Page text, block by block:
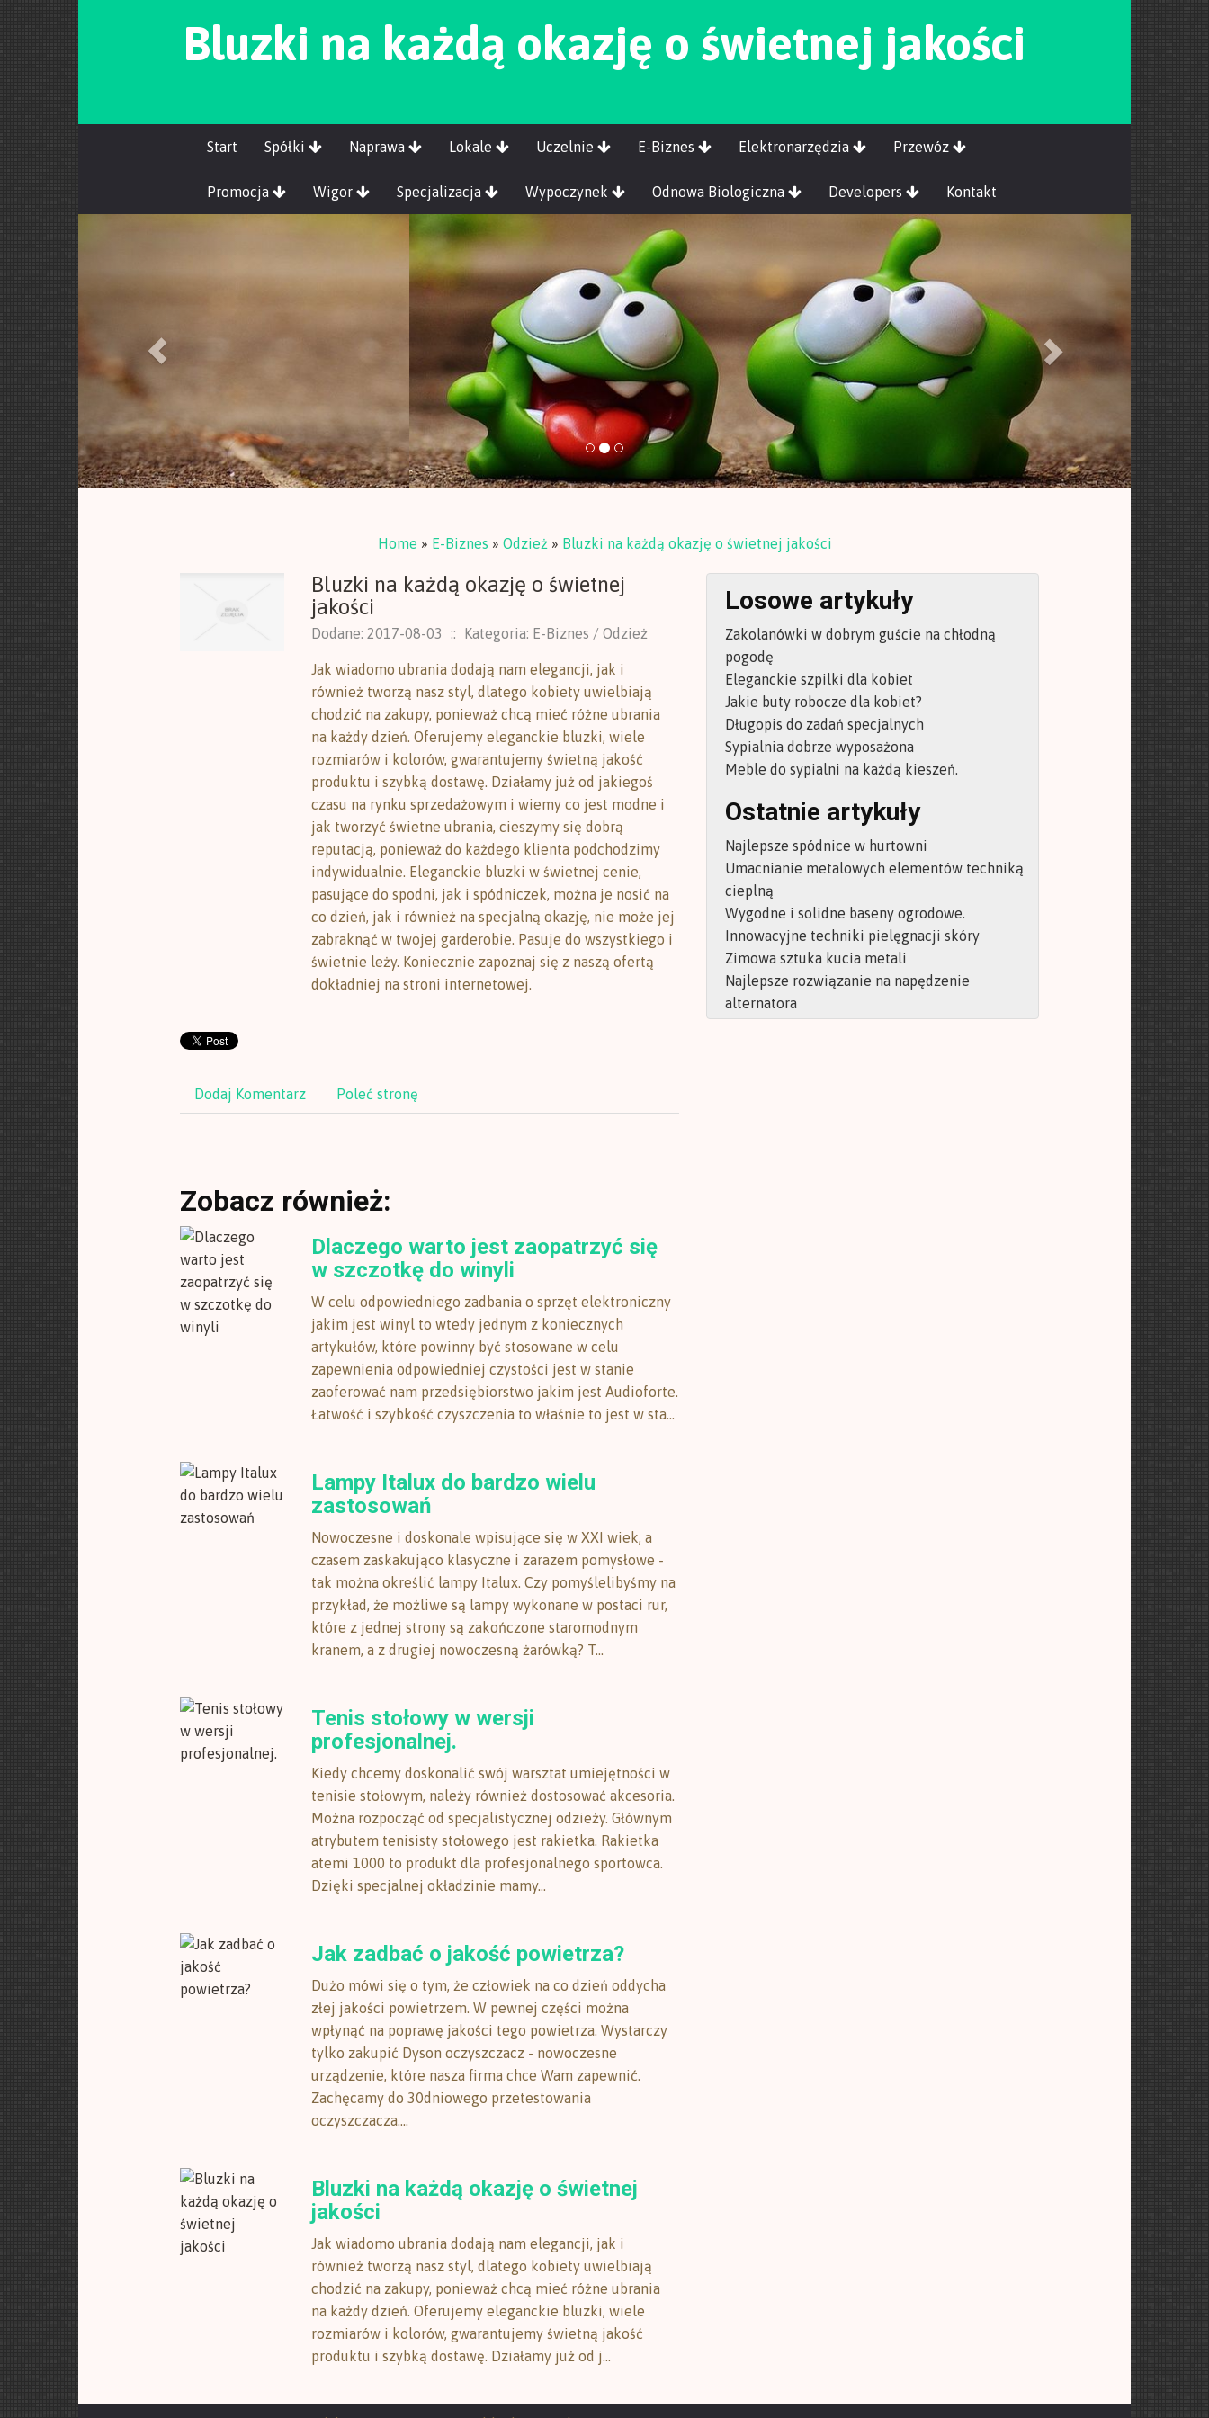
Bluzki na każdą okazję o świetnej jakości
Start Spółki Naprawa Lokale Uczelnie E-Biznes Elektronarzędzia Przewóz
Promocja Wigor Specjalizacja Wypoczynek Odnowa Biologiczna Developers Kontakt
Home » E-Biznes » Odzież» Bluzki na każdą okazję o świetnej jakości
Bluzki na każdą okazję o świetnej
jakości
Dodane: 2017-08-03 :: Kategoria: E-Biznes / Odzież
Jak wiadomo ubrania dodają nam elegancji, jak i
również tworzą nasz styl, dlatego kobiety uwielbiają
chodzić na zakupy, ponieważ chcą mieć różne ubrania
na każdy dzień. Oferujemy eleganckie bluzki, wiele
rozmiarów i kolorów, gwarantujemy świetną jakość
produktu i szybką dostawę. Działamy już od jakiegoś
czasu na rynku sprzedażowym i wiemy co jest modne i
jak tworzyć świetne ubrania, cieszymy się dobrą
reputacją, ponieważ do każdego klienta podchodzimy
indywidualnie. Eleganckie bluzki w świetnej cenie,
pasujące do spodni, jak i spódniczek, można je nosić na
co dzień, jak i również na specjalną okazję, nie może jej
zabraknąć w twojej garderobie. Pasuje do wszystkiego i
świetnie leży. Koniecznie zapoznaj się z naszą ofertą
dokładniej na stroni internetowej.
Dodaj Komentarz Poleć stronę
Zobacz również:
Dlaczego warto jest zaopatrzyć się
w szczotkę do winyli
W celu odpowiedniego zadbania o sprzęt elektroniczny
jakim jest winyl to wtedy jednym z koniecznych
artykułów, które powinny być stosowane w celu
zapewnienia odpowiedniej czystości jest w stanie
zaoferować nam przedsiębiorstwo jakim jest Audioforte.
Łatwość i szybkość czyszczenia to właśnie to jest w sta...
Lampy Italux do bardzo wielu
zastosowań
Nowoczesne i doskonale wpisujące się w XXI wiek, a
czasem zaskakująco klasyczne i zarazem pomysłowe -
tak można określić lampy Italux. Czy pomyślelibyśmy na
przykład, że możliwe są lampy wykonane w postaci rur,
które z jednej strony są zakończone staromodnym
kranem, a z drugiej nowoczesną żarówką? T...
Tenis stołowy w wersji
profesjonalnej.
Kiedy chcemy doskonalić swój warsztat umiejętności w
tenisie stołowym, należy również dostosować akcesoria.
Można rozpocząć od specjalistycznej odzieży. Głównym
atrybutem tenisisty stołowego jest rakietka. Rakietka
atemi 1000 to produkt dla profesjonalnego sportowca.
Dzięki specjalnej okładzinie mamy...
Jak zadbać o jakość powietrza?
Dużo mówi się o tym, że człowiek na co dzień oddycha
złej jakości powietrzem. W pewnej części można
wpłynąć na poprawę jakości tego powietrza. Wystarczy
tylko zakupić Dyson oczyszczacz - nowoczesne
urządzenie, które nasza firma chce Wam zapewnić.
Zachęcamy do 30dniowego przetestowania
oczyszczacza....
Bluzki na każdą okazję o świetnej
jakości
Jak wiadomo ubrania dodają nam elegancji, jak i
również tworzą nasz styl, dlatego kobiety uwielbiają
chodzić na zakupy, ponieważ chcą mieć różne ubrania
na każdy dzień. Oferujemy eleganckie bluzki, wiele
rozmiarów i kolorów, gwarantujemy świetną jakość
produktu i szybką dostawę. Działamy już od j...
Losowe artykuły
Zakolanówki w dobrym guście na chłodną
pogodę
Eleganckie szpilki dla kobiet
Jakie buty robocze dla kobiet?
Długopis do zadań specjalnych
Sypialnia dobrze wyposażona
Meble do sypialni na każdą kieszeń.
Ostatnie artykuły
Najlepsze spódnice w hurtowni
Umacnianie metalowych elementów techniką
cieplną
Wygodne i solidne baseny ogrodowe.
Innowacyjne techniki pielęgnacji skóry
Zimowa sztuka kucia metali
Najlepsze rozwiązanie na napędzenie
alternatora